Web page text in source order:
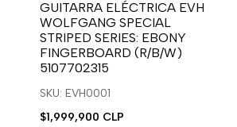
para
usar
la
lista
de
deseos.
para
usar
Compare
GUITARRA ELÉCTRICA EVH
WOLFGANG SPECIAL
STRIPED SERIES: EBONY
FINGERBOARD (R/B/W)
5107702315
SKU: EVH0001
Precio
$1,999,900 CLP